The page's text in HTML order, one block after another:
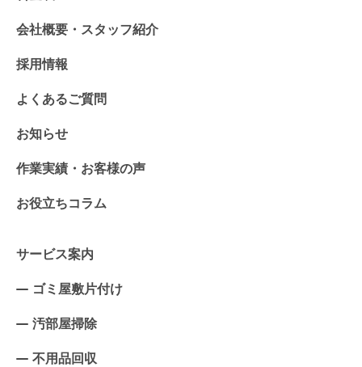
会社概要・スタッフ紹介
採用情報
よくあるご質問
お知らせ
作業実績・お客様の声
お役立ちコラム
サービス案内
ゴミ屋敷片付け
汚部屋掃除
不用品回収